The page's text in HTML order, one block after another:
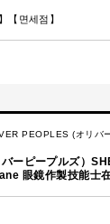
】【면세점】
PEOPLES (オリバ
ーピープルズ）
眼鏡作製技能士